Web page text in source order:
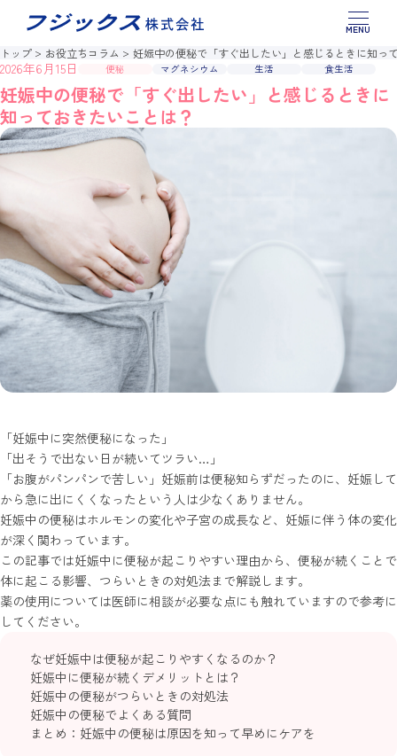
このページの本文へ移動
製品情報
お役立ちコラム
お問い合わせ
トップ お役立ちコラム 妊娠中の便秘で「すぐ出したい」と感じるときに知っ
2026年6月15日 便秘 マグネシウム 生活 食生活
妊娠中の便秘で「すぐ出したい」と感じるときに
知っておきたいことは？
「妊娠中に突然便秘になった」
「出そうで出ない日が続いてツラい…」
「お腹がパンパンで苦しい」妊娠前は便秘知らずだったのに、妊娠して
から急に出にくくなったという人は少なくありません。
妊娠中の便秘はホルモンの変化や子宮の成長など、妊娠に伴う体の変化
が深く関わっています。
この記事では妊娠中に便秘が起こりやすい理由から、便秘が続くことで
体に起こる影響、つらいときの対処法まで解説します。
薬の使用については医師に相談が必要な点にも触れていますので参考に
してください。
なぜ妊娠中は便秘が起こりやすくなるのか？
妊娠中に便秘が続くデメリットとは？
妊娠中の便秘がつらいときの対処法
妊娠中の便秘でよくある質問
まとめ：妊娠中の便秘は原因を知って早めにケアを